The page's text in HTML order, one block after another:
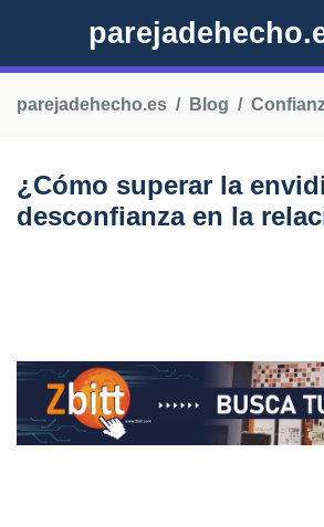
parejadehecho.es Blog
¿Cómo superar la
desconfianza en la